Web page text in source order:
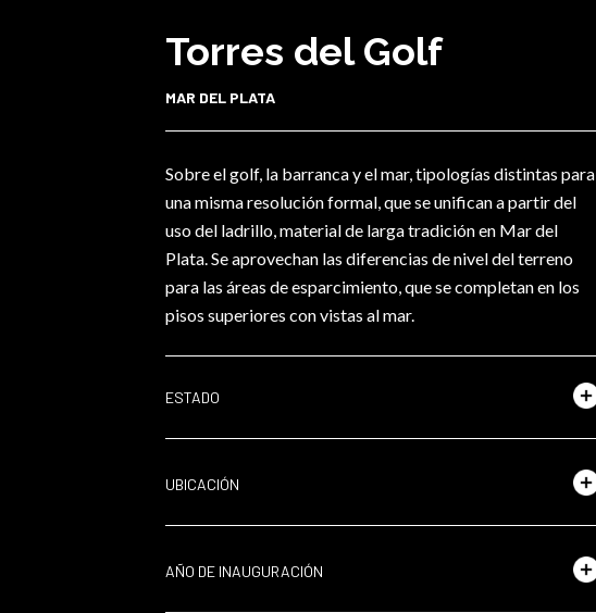
Torres del Golf
MAR DEL PLATA
Sobre el golf, la barranca y el mar, tipologías distintas para
una misma resolución formal, que se unifican a partir del
uso del ladrillo, material de larga tradición en Mar del
Plata. Se aprovechan las diferencias de nivel del terreno
para las áreas de esparcimiento, que se completan en los
pisos superiores con vistas al mar.
ESTADO
UBICACIÓN
AÑO DE INAUGURACIÓN